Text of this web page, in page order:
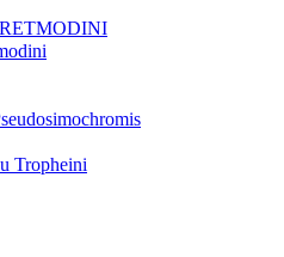
Tropheini